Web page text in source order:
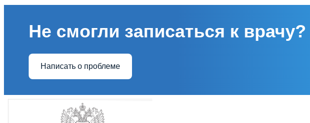
Не смогли записаться к врачу?
Написать о проблеме